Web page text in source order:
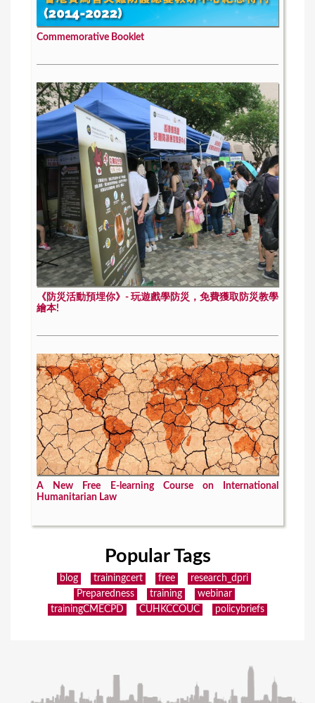
Commemorative Booklet
《防災活動預埋你》- 玩遊戲學防災，免費獲取防災教學
繪本!
A New Free E-learning Course on International
Humanitarian Law
Popular Tags
blog trainingcert free
research_dpri
Preparedness
training
webinar
trainingCMECPD
CUHKCCOUC policybriefs